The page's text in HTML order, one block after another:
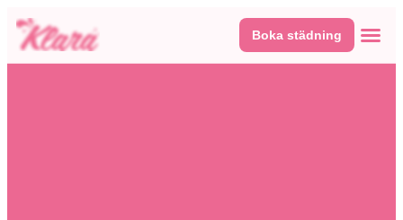
Boka städning